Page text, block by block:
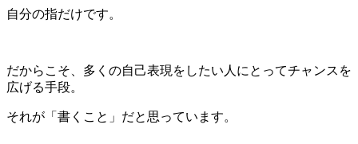
自分の指だけです。
だからこそ、多くの自己表現をしたい人にとってチャンスを
広げる手段。
それが「書くこと」だと思っています。